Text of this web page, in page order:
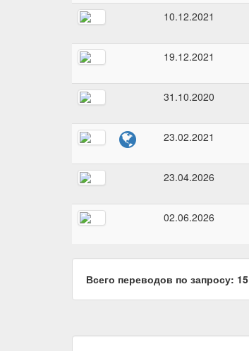
10.12.2021
19.12.2021
31.10.2020
23.02.2021
23.04.2026
02.06.2026
Всего переводов по запросу: 15